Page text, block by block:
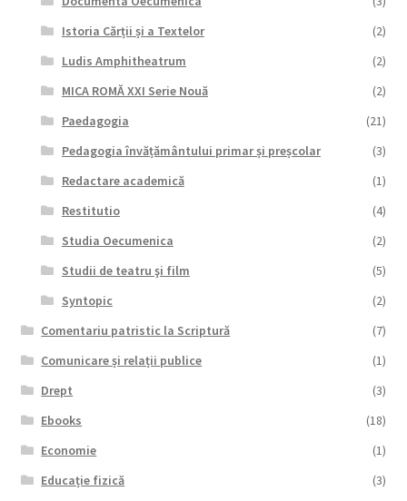
Istoria Cărții și a Textelor
(2)
Ludis Amphitheatrum
(2)
MICA ROMĂ XXI Serie Nouă
(2)
Paedagogia
(21)
Pedagogia învățământului primar și preșcolar
(3)
Redactare academică
(1)
Restitutio
(4)
Studia Oecumenica
(2)
Studii de teatru şi film
(5)
Syntopic
(2)
Comentariu patristic la Scriptură
(7)
Comunicare și relații publice
(1)
Drept
(3)
Ebooks
(18)
Economie
(1)
Educație fizică
(3)